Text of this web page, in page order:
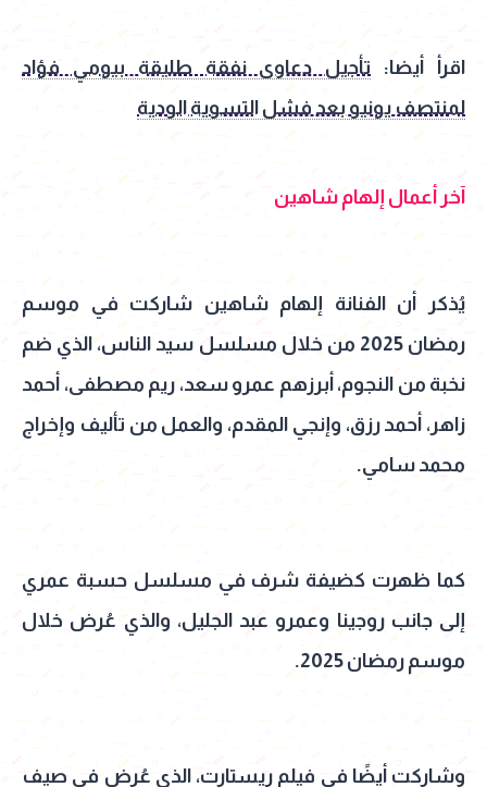
اقرأ أيضا: تأجيل دعاوى نفقة طليقة بيومي فؤاد
لمنتصف يونيو بعد فشل التسوية الودية
آخر أعمال إلهام شاهين
يُذكر أن الفنانة إلهام شاهين شاركت في موسم
رمضان 2025 من خلال مسلسل سيد الناس، الذي ضم
نخبة من النجوم، أبرزهم عمرو سعد، ريم مصطفى، أحمد
زاهر، أحمد رزق، وإنجي المقدم، والعمل من تأليف وإخراج
محمد سامي.
كما ظهرت كضيفة شرف في مسلسل حسبة عمري
إلى جانب روجينا وعمرو عبد الجليل، والذي عُرض خلال
موسم رمضان 2025.
وشاركت أيضًا في فيلم ريستارت، الذي عُرض في صيف